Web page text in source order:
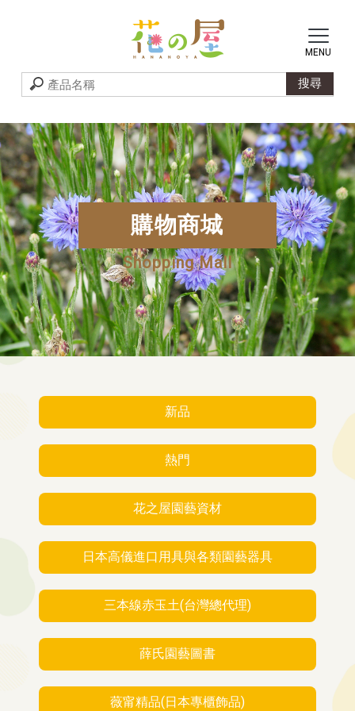
購物商城
Shopping Mall
新品
熱門
花之屋園藝資材
日本高儀進口用具與各類園藝器具
三本線赤玉土(台灣總代理)
薛氏園藝圖書
薇甯精品(日本專櫃飾品)